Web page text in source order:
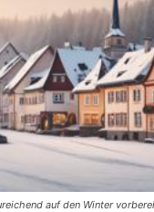
auf den Winter